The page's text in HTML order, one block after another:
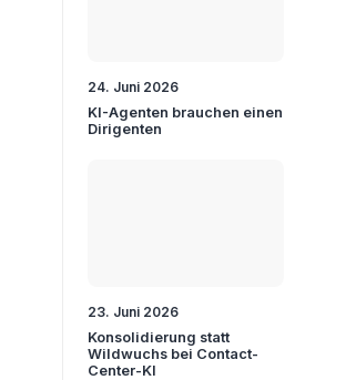
24. Juni 2026
KI-Agenten brauchen einen
Dirigenten
23. Juni 2026
Konsolidierung statt
Wildwuchs bei Contact-
Center-KI